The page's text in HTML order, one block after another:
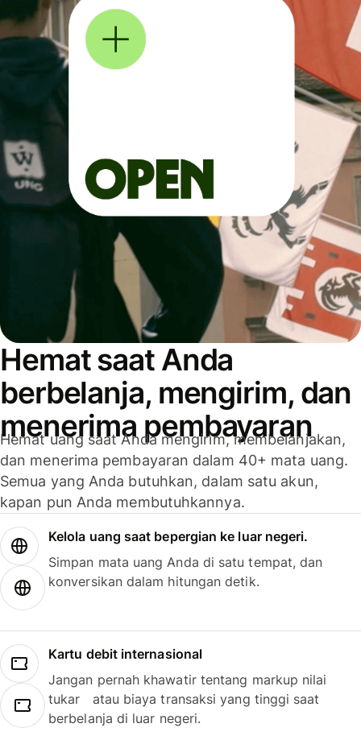
Hemat saat Anda
berbelanja, mengirim, dan
menerima pembayaran
Hemat uang saat Anda mengirim, membelanjakan,
dan menerima pembayaran dalam 40+ mata uang.
Semua yang Anda butuhkan, dalam satu akun,
kapan pun Anda membutuhkannya.
Kelola uang saat bepergian ke luar negeri.
Simpan mata uang Anda di satu tempat, dan
konversikan dalam hitungan detik.
Kartu debit internasional
Jangan pernah khawatir tentang markup nilai
tukar atau biaya transaksi yang tinggi saat
berbelanja di luar negeri.